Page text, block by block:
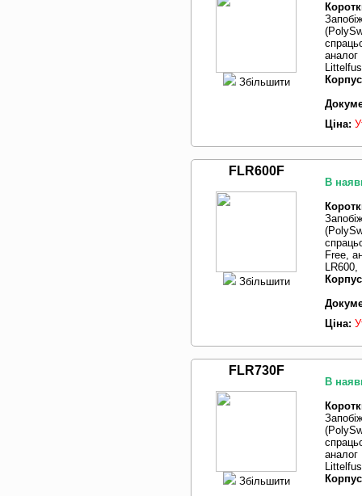
Збільшити
аналог
Ціна:
FLR600F
Збільшити
В
Free,
Ціна:
FLR730F
Збільшити
В
аналог